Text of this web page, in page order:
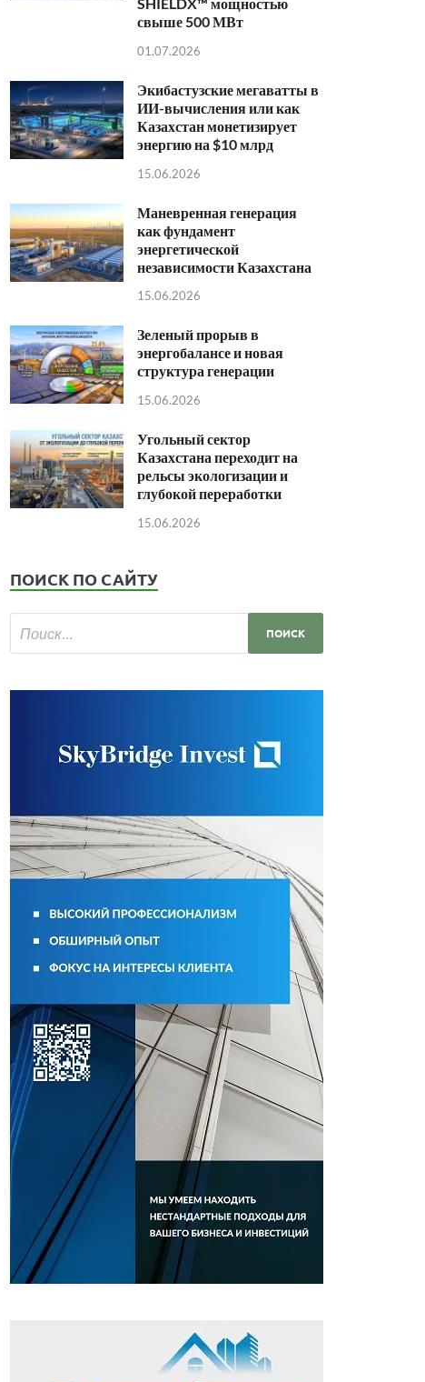
свыше 500 МВт
01.07.2026
Экибастузские мегаватты в
ИИ-вычисления или как
Казахстан монетизирует
энергию на $10 млрд
15.06.2026
Маневренная генерация
как фундамент
энергетической
независимости Казахстана
15.06.2026
Зеленый прорыв в
энергобалансе и новая
структура генерации
15.06.2026
Угольный сектор
Казахстана переходит на
рельсы экологизации и
глубокой переработки
15.06.2026
ПОИСК ПО САЙТУ